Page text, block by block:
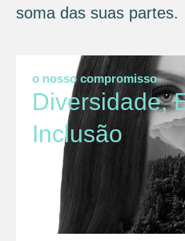
soma das suas partes.
o nosso compromisso
Diversidade,
Inclusão